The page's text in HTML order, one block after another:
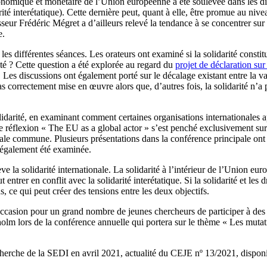
interétatique). Cette dernière peut, quant à elle, être promue au
Frédéric Mégret a d’ailleurs relevé la tendance à se concentrer
différentes séances. Les orateurs ont examiné si la solidarité
? Cette question a été explorée au regard du projet de déclaration
discussions ont également porté sur le décalage existant entre la
correctement mise en œuvre alors que, d’autres fois, la solidarité
en examinant comment certaines organisations
réflexion « The EU as a global actor » s’est penché exclusivement
commune. Plusieurs présentations dans la conférence principale
été examinée.
la solidarité internationale. La solidarité à l’intérieur de l’Union
en conflit avec la solidarité interétatique. Si la solidarité et les
ce qui peut créer des tensions entre les deux objectifs.
pour un grand nombre de jeunes chercheurs de participer à
lors de la conférence annuelle qui portera sur le thème « Les
de la SEDI en avril 2021, actualité du CEJE nº 13/2021,